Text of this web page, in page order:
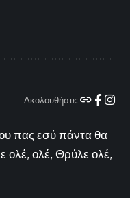
Ακολουθήστε:
πας εσύ πάντα θα
ολέ, ολέ, Θρύλε ολέ,